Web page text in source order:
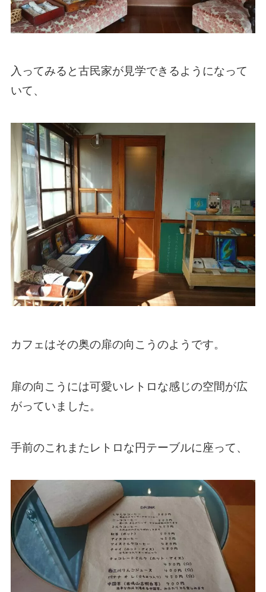
入ってみると古民家が見学できるようになって
いて、
カフェはその奥の扉の向こうのようです。
扉の向こうには可愛いレトロな感じの空間が広
がっていました。
手前のこれまたレトロな円テーブルに座って、